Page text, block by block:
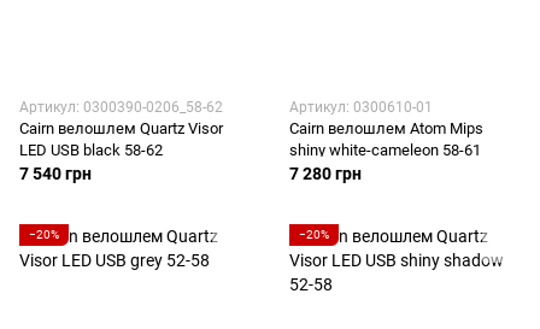
Артикул: 0300390-0206_58-62
Cairn велошлем Quartz Visor
LED USB black 58-62
7 540 грн
Артикул: 0300610-01
Cairn велошлем Atom Mips
shiny white-cameleon 58-61
7 280 грн
−20% −20%